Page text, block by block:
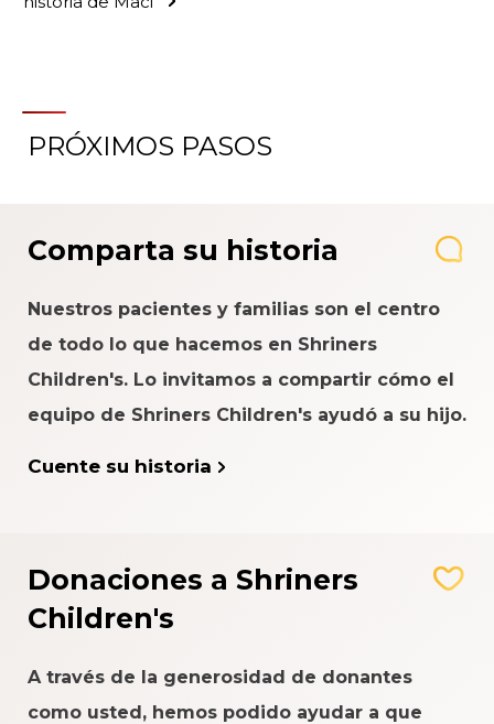
PRÓXIMOS PASOS
Comparta su historia
Nuestros pacientes y familias son el centro
de todo lo que hacemos en Shriners
Children's. Lo invitamos a compartir cómo el
equipo de Shriners Children's ayudó a su hijo.
Cuente su historia
Donaciones a Shriners
Children's
A través de la generosidad de donantes
como usted, hemos podido ayudar a que